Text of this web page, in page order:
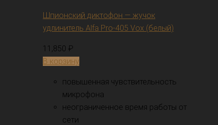
Шпионский диктофон — жучок
удлинитель Alfa Pro-405 Vox (белый)
11,850 ₽
В корзину
повышенная чувствительность
микрофона
неограниченное время работы от
сети